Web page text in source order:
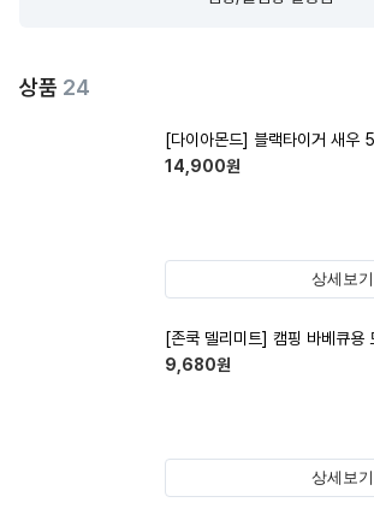
상품 24
[다이아몬드] 블랙타이거 새우
14,900원
상세보기
[존쿡 델리미트] 캠핑 바베큐용
9,680원
상세보기